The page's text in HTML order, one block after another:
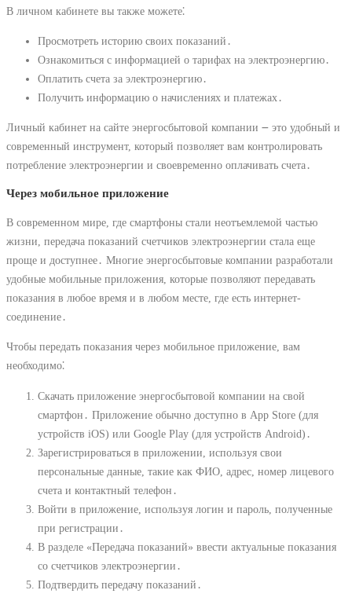
В личном кабинете вы также можете⁚
Просмотреть историю своих показаний․
Ознакомиться с информацией о тарифах на электроэнергию․
Оплатить счета за электроэнергию․
Получить информацию о начислениях и платежах․
Личный кабинет на сайте энергосбытовой компании ౼ это удобный и
современный инструмент, который позволяет вам контролировать
потребление электроэнергии и своевременно оплачивать счета․
Через мобильное приложение
В современном мире, где смартфоны стали неотъемлемой частью
жизни, передача показаний счетчиков электроэнергии стала еще
проще и доступнее․ Многие энергосбытовые компании разработали
удобные мобильные приложения, которые позволяют передавать
показания в любое время и в любом месте, где есть интернет-
соединение․
Чтобы передать показания через мобильное приложение, вам
необходимо⁚
Скачать приложение энергосбытовой компании на свой
смартфон․ Приложение обычно доступно в App Store (для
устройств iOS) или Google Play (для устройств Android)․
Зарегистрироваться в приложении, используя свои
персональные данные, такие как ФИО, адрес, номер лицевого
счета и контактный телефон․
Войти в приложение, используя логин и пароль, полученные
при регистрации․
В разделе «Передача показаний» ввести актуальные показания
со счетчиков электроэнергии․
Подтвердить передачу показаний․